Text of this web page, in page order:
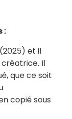
:
et il
Il
que ce soit
copié sous